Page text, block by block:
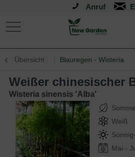
Anruf
Übersicht Blauregen - Wisteria
Weißer chinesischer
Wisteria sinensis 'Alba'
Weiß
Mai -